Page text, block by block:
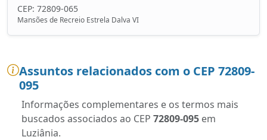
CEP: 72809-065
Mansões de Recreio Estrela Dalva VI
Assuntos relacionados com o CEP 72809-
095
Informações complementares e os termos mais
buscados associados ao CEP 72809-095 em
Luziânia.